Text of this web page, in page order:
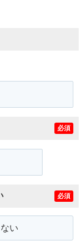
必須
必須
い